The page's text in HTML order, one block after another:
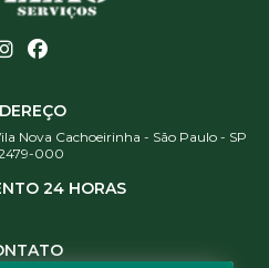
Nova Cachoeirinha - São Paulo - SP
000
24 HORAS